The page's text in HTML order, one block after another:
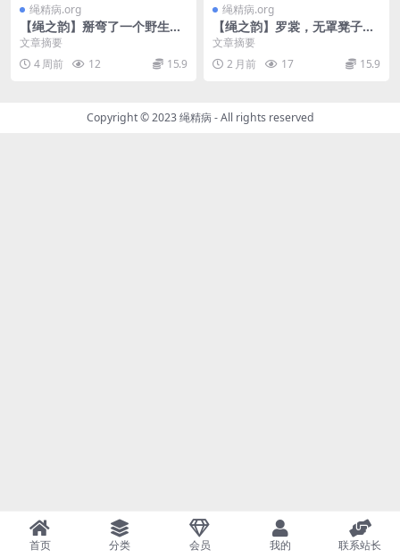
绳精病.org
【绳之韵】掰弯了一个野生小
S，长腿女孩唐婉：白袜牛仔
长腿小蛮腰，极限半吊驷马
文章摘要
4 周前
12 15.9
绳精病.org
【绳之韵】罗裳，无罩凳子叠
缚，针刺虐足、股绳半吊固
定，注射器重口虐足、崩溃，
痛苦…
文章摘要
2 月前
17 15.9
Copyright © 2023绳精病- All rights reserved
首页 分类 会员 我的 联系站长